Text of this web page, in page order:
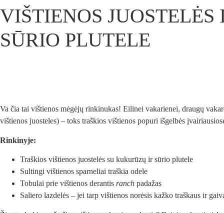
VIŠTIENOS
SŪRIO PLUTELE
Va čia tai vištienos mėgėjų rinkinukas! Eilinei vakarienei, draugų
vištienos juosteles) – toks traškios vištienos popuri išgelbės
Rinkinyje:
Traškios vištienos juostelės su kukurūzų ir sūrio plutele
Sultingi vištienos sparneliai traškia odele
Tobulai prie vištienos derantis ranch padažas
Saliero lazdelės – jei tarp vištienos norėsis kažko traškaus ir